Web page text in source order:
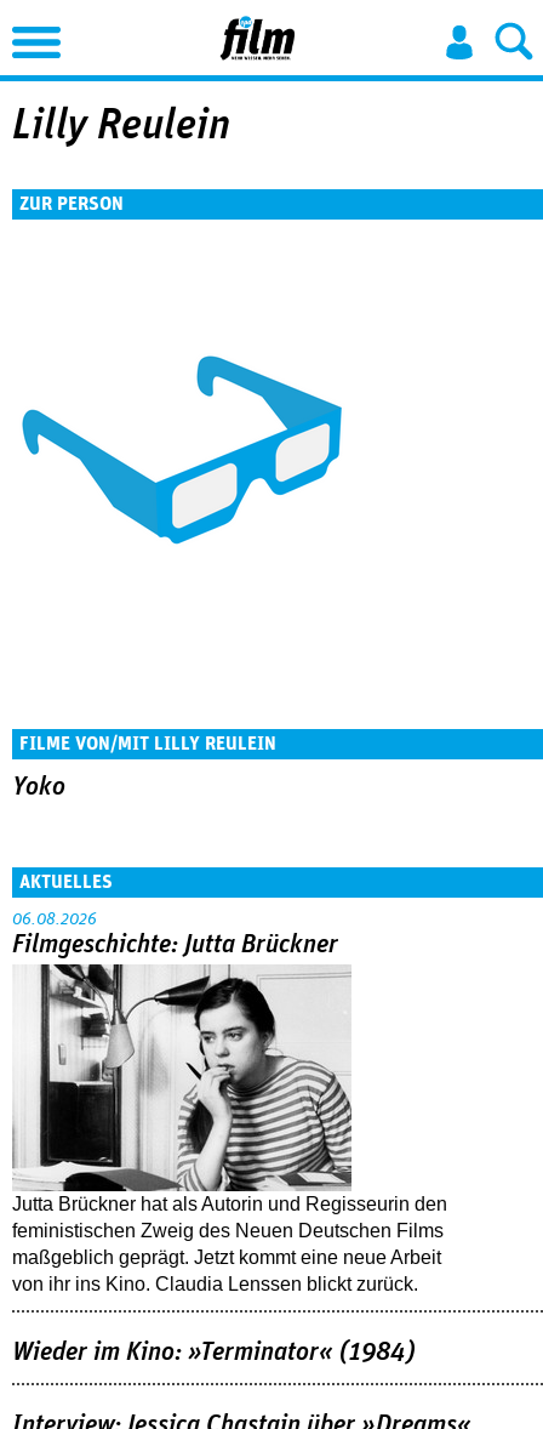
Jump to Navigation
Lilly Reulein
ZUR PERSON
FILME VON/MIT LILLY REULEIN
Yoko
AKTUELLES
06.08.2026
Filmgeschichte: Jutta Brückner
Jutta Brückner hat als Autorin und Regisseurin den
feministischen Zweig des Neuen Deutschen Films
maßgeblich geprägt. Jetzt kommt eine neue Arbeit
von ihr ins Kino. Claudia Lenssen blickt zurück.
Wieder im Kino: »Terminator« (1984)